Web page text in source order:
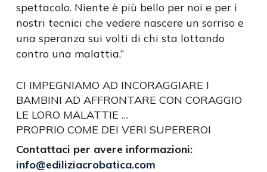
spettacolo. Niente è più bello per noi e per i
nostri tecnici che vedere nascere un sorriso e
una speranza sui volti di chi sta lottando
contro una malattia.”
CI IMPEGNIAMO AD INCORAGGIARE I
BAMBINI AD AFFRONTARE CON CORAGGIO
LE LORO MALATTIE …
PROPRIO COME DEI VERI SUPEREROI
Contattaci per avere informazioni:
info@ediliziacrobatica.com